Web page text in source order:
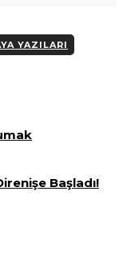
YAZILARI
Başladı!